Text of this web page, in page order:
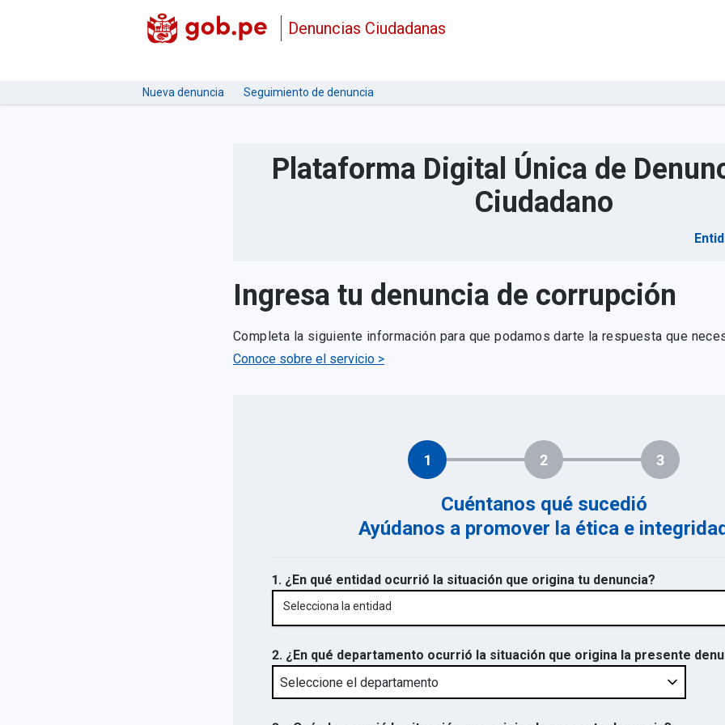
Denuncias Ciudadanas
Nueva denuncia Seguimiento de denuncia
Plataforma Digital Única de
Ciudadano
Ingresa tu denuncia de corrupción
Completa la siguiente información para que podamos darte la respuesta que
Conoce sobre el servicio >
1 2 3
Cuéntanos qué sucedió
Ayúdanos a promover la ética e integridad
1. ¿En qué entidad ocurrió la situación que origina tu denuncia?
Selecciona la entidad
2. ¿En qué departamento ocurrió la situación que origina la presente